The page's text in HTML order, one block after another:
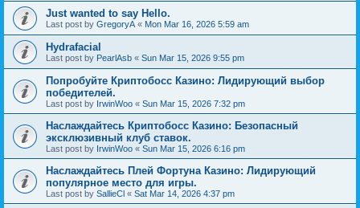
Just wanted to say Hello.
Last post by GregoryA « Mon Mar 16, 2026 5:59 am
Hydrafacial
Last post by PearlAsb « Sun Mar 15, 2026 9:55 pm
Попробуйте Криптобосс Казино: Лидирующий выбор
победителей.
Last post by IrwinWoo « Sun Mar 15, 2026 7:32 pm
Наслаждайтесь Криптобосс Казино: Безопасный
эксклюзивный клуб ставок.
Last post by IrwinWoo « Sun Mar 15, 2026 6:16 pm
Наслаждайтесь Плей Фортуна Казино: Лидирующий
популярное место для игры.
Last post by SallieCl « Sat Mar 14, 2026 4:37 pm